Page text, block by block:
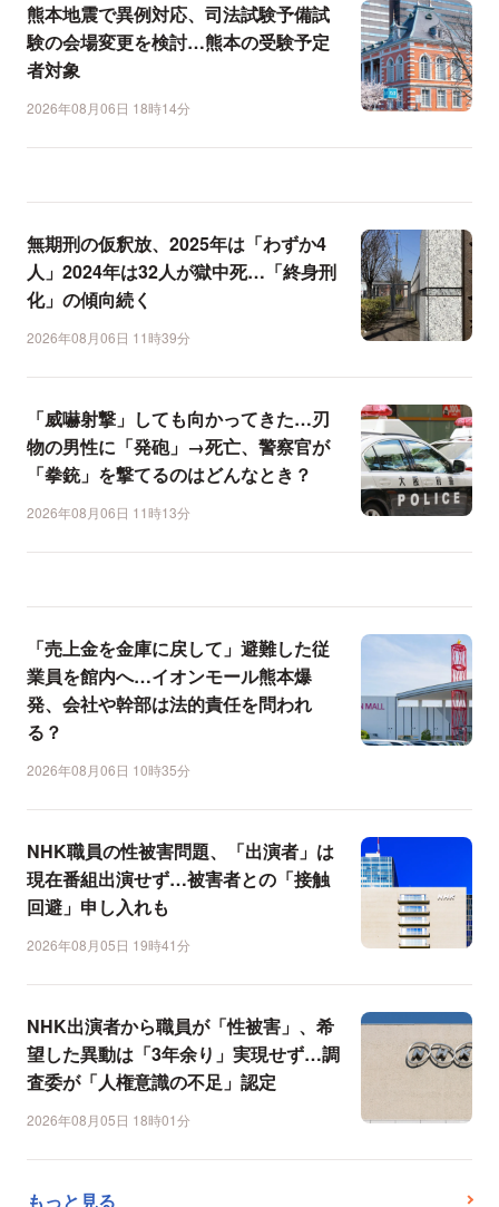
熊本地震で異例対応、司法試験予備試
験の会場変更を検討…熊本の受験予定
者対象
2026年08月06日 18時14分
無期刑の仮釈放、2025年は「わずか4
人」2024年は32人が獄中死…「終身刑
化」の傾向続く
2026年08月06日 11時39分
「威嚇射撃」しても向かってきた…刃
物の男性に「発砲」→死亡、警察官が
「拳銃」を撃てるのはどんなとき？
2026年08月06日 11時13分
「売上金を金庫に戻して」避難した従
業員を館内へ…イオンモール熊本爆
発、会社や幹部は法的責任を問われ
る？
2026年08月06日 10時35分
NHK職員の性被害問題、「出演者」は
現在番組出演せず…被害者との「接触
回避」申し入れも
2026年08月05日 19時41分
NHK出演者から職員が「性被害」、希
望した異動は「3年余り」実現せず…調
査委が「人権意識の不足」認定
2026年08月05日 18時01分
もっと見る